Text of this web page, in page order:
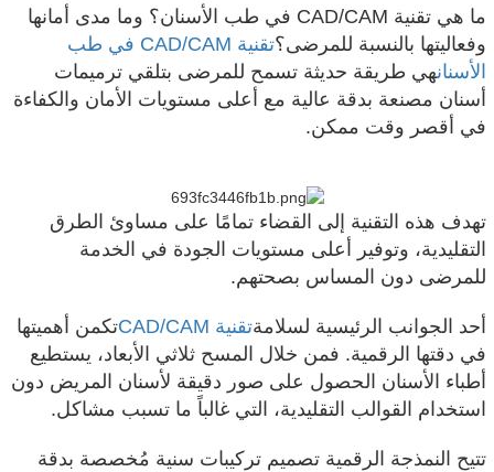
ما هي تقنية CAD/CAM في طب الأسنان؟ وما مدى أمانها
وفعاليتها بالنسبة للمرضى؟
تقنية CAD/CAM في طب
الأسنانهي طريقة حديثة تسمح للمرضى بتلقي ترميمات
أسنان مصنعة بدقة عالية مع أعلى مستويات الأمان والكفاءة
في أقصر وقت ممكن.
تهدف هذه التقنية إلى القضاء تمامًا على مساوئ الطرق
التقليدية، وتوفير أعلى مستويات الجودة في الخدمة
للمرضى دون المساس بصحتهم.
أحد الجوانب الرئيسية لسلامةتقنية CAD/CAM
تكمن أهميتها
في دقتها الرقمية. فمن خلال المسح ثلاثي الأبعاد، يستطيع
أطباء الأسنان الحصول على صور دقيقة لأسنان المريض دون
استخدام القوالب التقليدية، التي غالباً ما تسبب مشاكل.
تتيح النمذجة الرقمية تصميم تركيبات سنية مُخصصة بدقة